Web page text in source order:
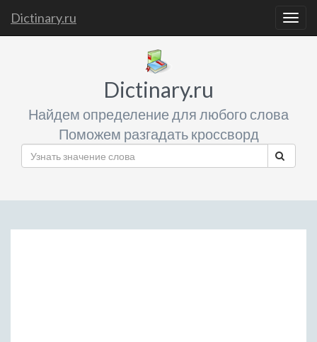
Dictinary.ru
Dictinary.ru
Найдем определение для любого слова
Поможем разгадать кроссворд